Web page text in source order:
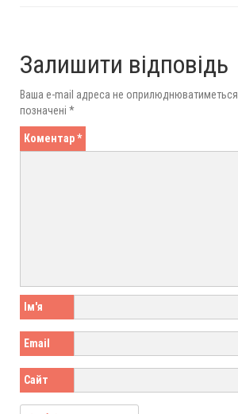
Залишити відповідь
Ваша e-mail адреса не оприлюднюватиметься.
позначені *
Коментар*
Ім'я
Email
Сайт